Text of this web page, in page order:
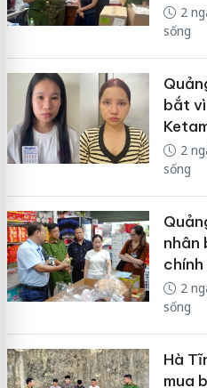
2
sống
bắt
2
sống
nhân
2
sống
Hà
mua